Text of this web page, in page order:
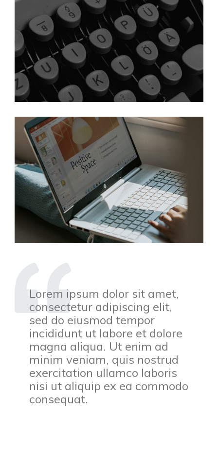
Lorem ipsum dolor sit amet,
consectetur adipiscing elit,
sed do eiusmod tempor
incididunt ut labore et dolore
magna aliqua. Ut enim ad
minim veniam, quis nostrud
exercitation ullamco laboris
nisi ut aliquip ex ea commodo
consequat.